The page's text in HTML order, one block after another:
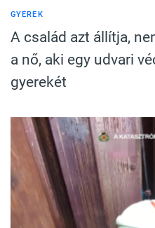
GYEREK
A család azt állítja,
a nő, aki egy udvari
gyerekét